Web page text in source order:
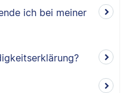
ich bei meiner